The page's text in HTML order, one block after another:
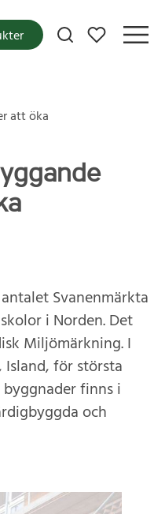
Mina favoriter
att öka
Svanenmärkta
i Norden. Det
Miljömärkning. I
för största
byggnader finns i
och